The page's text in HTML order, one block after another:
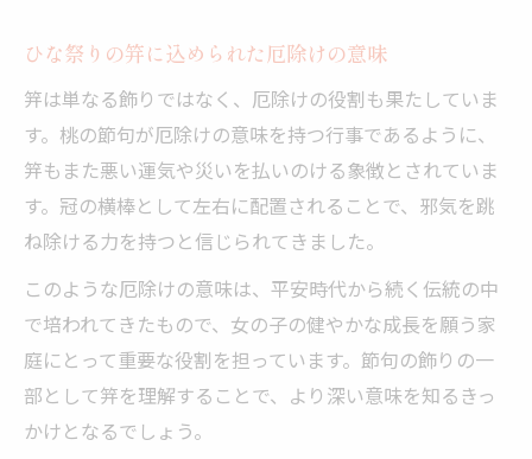
ひな祭りの笄に込められた厄除けの意味
笄は単なる飾りではなく、厄除けの役割も果たしていま
す。桃の節句が厄除けの意味を持つ行事であるように、
笄もまた悪い運気や災いを払いのける象徴とされていま
す。冠の横棒として左右に配置されることで、邪気を跳
ね除ける力を持つと信じられてきました。
このような厄除けの意味は、平安時代から続く伝統の中
で培われてきたもので、女の子の健やかな成長を願う家
庭にとって重要な役割を担っています。節句の飾りの一
部として笄を理解することで、より深い意味を知るきっ
かけとなるでしょう。